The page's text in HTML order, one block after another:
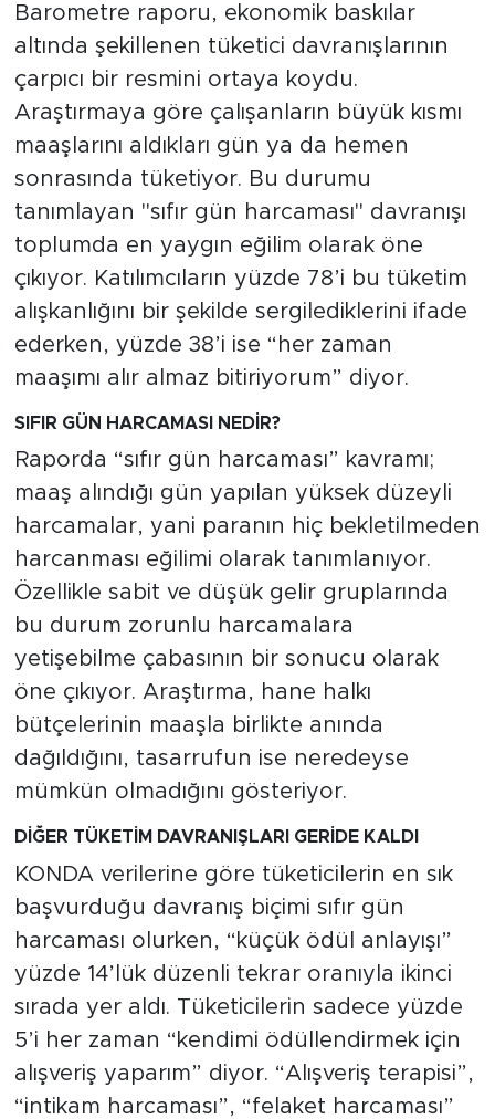
Barometre raporu, ekonomik baskılar
altında şekillenen tüketici davranışlarının
çarpıcı bir resmini ortaya koydu.
Araştırmaya göre çalışanların büyük kısmı
maaşlarını aldıkları gün ya da hemen
sonrasında tüketiyor. Bu durumu
tanımlayan "sıfır gün harcaması" davranışı
toplumda en yaygın eğilim olarak öne
çıkıyor. Katılımcıların yüzde 78’i bu tüketim
alışkanlığını bir şekilde sergilediklerini ifade
ederken, yüzde 38’i ise “her zaman
maaşımı alır almaz bitiriyorum” diyor.
SIFIR GÜN HARCAMASI NEDİR?
Raporda “sıfır gün harcaması” kavramı;
maaş alındığı gün yapılan yüksek düzeyli
harcamalar, yani paranın hiç bekletilmeden
harcanması eğilimi olarak tanımlanıyor.
Özellikle sabit ve düşük gelir gruplarında
bu durum zorunlu harcamalara
yetişebilme çabasının bir sonucu olarak
öne çıkıyor. Araştırma, hane halkı
bütçelerinin maaşla birlikte anında
dağıldığını, tasarrufun ise neredeyse
mümkün olmadığını gösteriyor.
DİĞER TÜKETİM DAVRANIŞLARI GERİDE KALDI
KONDA verilerine göre tüketicilerin en sık
başvurduğu davranış biçimi sıfır gün
harcaması olurken, “küçük ödül anlayışı”
yüzde 14’lük düzenli tekrar oranıyla ikinci
sırada yer aldı. Tüketicilerin sadece yüzde
5’i her zaman “kendimi ödüllendirmek için
alışveriş yaparım” diyor. “Alışveriş terapisi”,
“intikam harcaması”, “felaket harcaması”
SAĞLIK
SİYASET
MEDYA KÖŞESİ
FOTO GALERİ
VİDEOLAR
ALINTI YAZARLAR
SOSYAL MEDYA